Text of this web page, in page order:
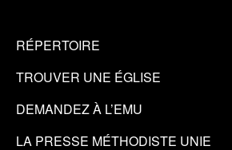
RÉPERTOIRE
TROUVER UNE ÉGLISE
DEMANDEZ À L’EMU
LA PRESSE MÉTHODISTE UNIE